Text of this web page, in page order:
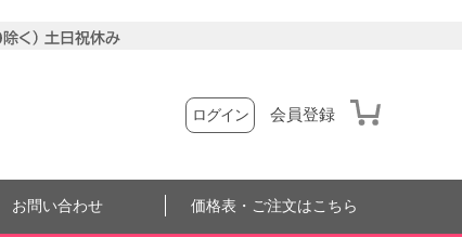
ログイン 会員登録
お問い合わせ 価格表・ご注文はこちら